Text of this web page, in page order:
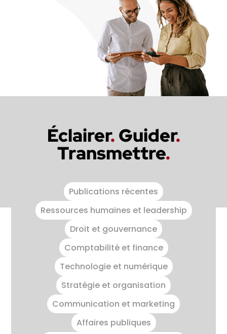
Éclairer.Guider.
Transmettre.
Publications récentes
Ressources humaines et leadership
Droit et gouvernance
Comptabilité et finance
Technologie et numérique
Stratégie et organisation
Communication et marketing
Affaires publiques